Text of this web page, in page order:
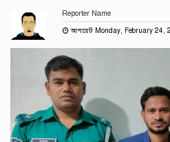
Reporter Name
আপডেট Monday, February 24,